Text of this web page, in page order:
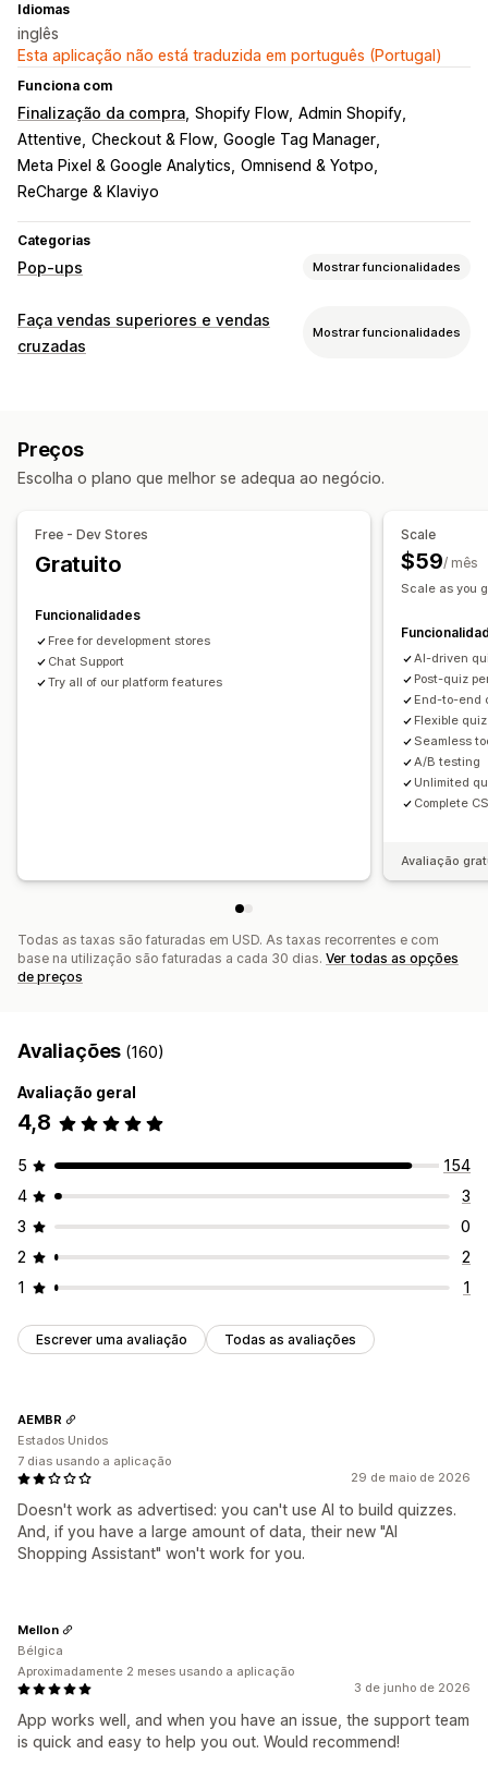
Idiomas
inglês
Esta aplicação não está traduzida em português (Portugal)
Funciona com
Finalização da compra Shopify Flow Admin Shopify
Attentive Checkout & Flow Google Tag Manager
Meta Pixel & Google Analytics Omnisend & Yotpo
ReCharge & Klaviyo
Categorias
Pop-ups Mostrar funcionalidades
Tipos de pop-ups
Descontos
Ferramenta do editor
Código personalizado Tipos de letra personalizados
Direcionamento
Análise de dados
Faça vendas superiores e vendas
cruzadas
Mostrar funcionalidades
CSS personalizado
Editor de arrastar e largar Regras personalizadas
Recomendações de IA
Análise de dados
Testes A/B
Taxas de conversão
Canalize o desempenho
Preços
Escolha o plano que melhor se adequa ao negócio.
Free - Dev Stores
Gratuito
Funcionalidades
Free for development stores
Chat Support
Try all of our platform features
Scale
$59/ mês
Scale as you
AI-driven
Post-quiz
End-to-end
Flexible
Seamless
A/B testing
Unlimited
Complete
Avaliação
Todas as taxas são faturadas em USD. As taxas recorrentes e com
base na utilização são faturadas a cada 30 dias. Ver todas as opções
de preços
Avaliações (160)
Avaliação geral
4,8
5
154
4
3
3
0
2
2
1
1
Escrever uma avaliação Todas as avaliações
29 de maio de 2026
Doesn't work as advertised: you can't use AI to build quizzes.
And, if you have a large amount of data, their new "AI
Shopping Assistant" won't work for you.
AEMBR
Estados Unidos
7 dias usando a aplicação
3 de junho de 2026
App works well, and when you have an issue, the support team
is quick and easy to help you out. Would recommend!
Mellon
Bélgica
Aproximadamente 2 meses usando a aplicação